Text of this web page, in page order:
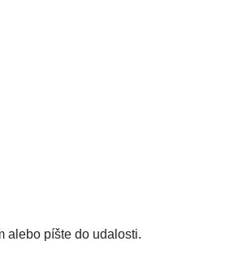
ale­bo píš­te do udalosti.